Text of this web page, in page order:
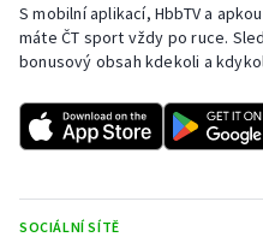
S mobilní aplikací, HbbTV a
máte ČT sport vždy po ruce.
bonusový obsah kdekoli a
SOCIÁLNÍ SÍTĚ